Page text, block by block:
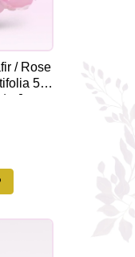
/ Rose
5ml
nJoy